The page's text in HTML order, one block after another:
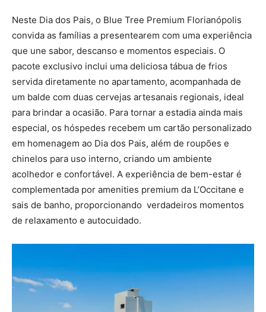
Neste Dia dos Pais, o Blue Tree Premium Florianópolis
convida as famílias a presentearem com uma experiência
que une sabor, descanso e momentos especiais. O
pacote exclusivo inclui uma deliciosa tábua de frios
servida diretamente no apartamento, acompanhada de
um balde com duas cervejas artesanais regionais, ideal
para brindar a ocasião. Para tornar a estadia ainda mais
especial, os hóspedes recebem um cartão personalizado
em homenagem ao Dia dos Pais, além de roupões e
chinelos para uso interno, criando um ambiente
acolhedor e confortável. A experiência de bem-estar é
complementada por amenities premium da L’Occitane e
sais de banho, proporcionando verdadeiros momentos
de relaxamento e autocuidado.